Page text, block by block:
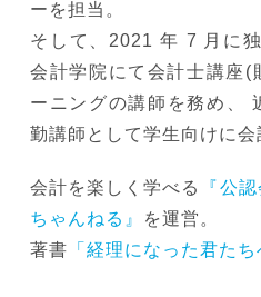
ーを担当。
そして、2021 年 7 月に
会計学院にて会計士講座(
ーニングの講師を務め、
勤講師として学生向けに会
会計を楽しく学べる
『公
ちゃんねる』
を運営。
著書 「経理になった君たち